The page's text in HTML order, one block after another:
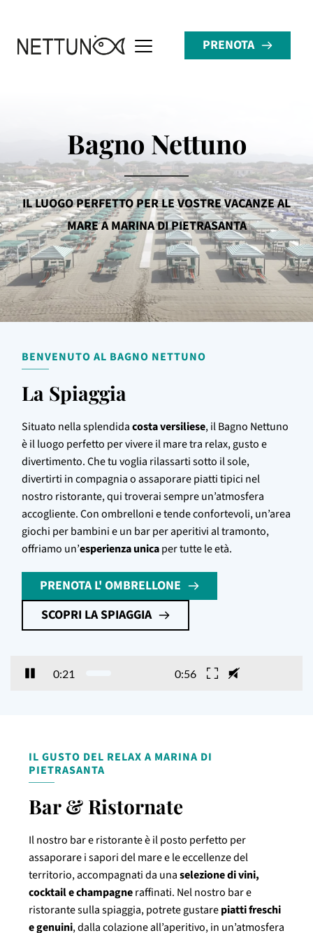
PRENOTA
Bagno Nettuno
IL LUOGO PERFETTO PER LE VOSTRE VACANZE AL
MARE A MARINA DI PIETRASANTA
0:21 0:56
BENVENUTO AL BAGNO NETTUNO
La Spiaggia
Situato nella splendidacosta versiliese, il Bagno Nettuno
è il luogo perfetto per vivere il mare tra relax, gusto e
divertimento. Che tu voglia rilassarti sotto il sole,
divertirti in compagnia o assaporare piatti tipici nel
nostro ristorante, qui troverai sempre un’atmosfera
accogliente. Con ombrelloni e tende confortevoli, un’area
giochi per bambini e un bar per aperitivi al tramonto,
offriamo un’esperienza unicaper tutte le età.
PRENOTA L' OMBRELLONE
SCOPRI LA SPIAGGIA
IL GUSTO DEL RELAX A MARINA DI
PIETRASANTA
Bar & Ristornate
Il nostro bar e ristorante è il posto perfetto per
assaporare i sapori del mare e le eccellenze del
territorio, accompagnati da unaselezione di vini,
cocktail e champagneraffinati. Nel nostro bar e
ristorante sulla spiaggia, potrete gustarepiatti freschi
e genuini, dalla colazione all’aperitivo, in un’atmosfera